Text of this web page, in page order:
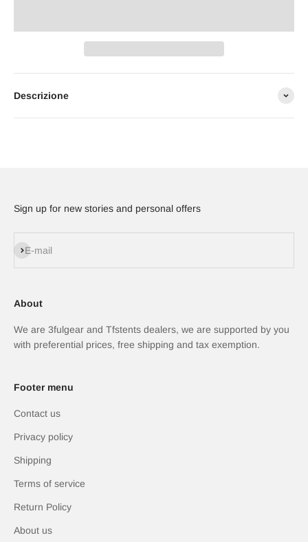
Descrizione
Sign up for new stories and personal offers
E-mail
Iscriviti alla newsletter
About
We are 3fulgear and Tfstents dealers, we are supported by you
with preferential prices, free shipping and tax exemption.
Footer menu
Contact us
Privacy policy
Shipping
Terms of service
Return Policy
About us